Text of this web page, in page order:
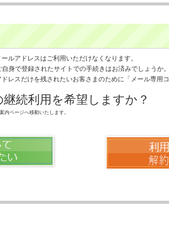
ルアドレスはご利用いただけなくなります。
身で登録されたサイトでの手続きはお済みでしょうか。
レスだけを残されたいお客さまのために「メール専用
続利用を希望しますか？
ページへ移動いたします。